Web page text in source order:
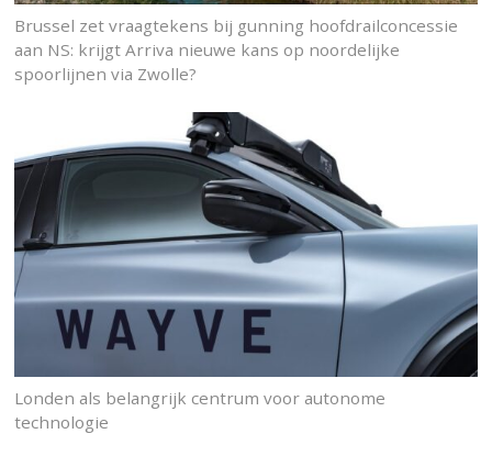
Brussel zet vraagtekens bij gunning hoofdrailconcessie
aan NS: krijgt Arriva nieuwe kans op noordelijke
spoorlijnen via Zwolle?
Londen als belangrijk centrum voor autonome
technologie